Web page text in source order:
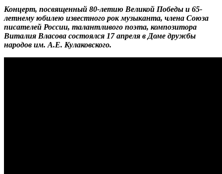
Концерт, посвященный 80-летию Великой Победы и 65-
летнему юбилею известного рок музыканта, члена Союза
писателей России, талантливого поэта, композитора
Виталия Власова состоялся 17 апреля в Доме дружбы
народов им. А.Е. Кулаковского.